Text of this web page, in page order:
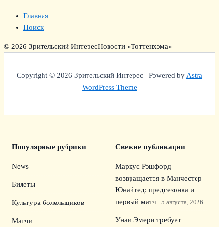
Главная
Поиск
© 2026 Зрительский ИнтересНовости «Тоттенхэма»
Copyright © 2026 Зрительский Интерес | Powered byAstra
WordPress Theme
Популярные рубрики
News
Билеты
Культура болельщиков
Матчи
Свежие публикации
Маркус Рэшфорд
возвращается в Манчестер
Юнайтед: предсезонка и
первый матч
5 августа, 2026
Унаи Эмери требует